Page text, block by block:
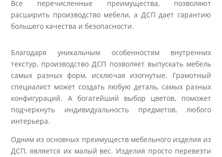
Все перечисленные преимущества, позволяют
расширить производство мебели, а ДСП дает гарантию
большего качества и безопасности.
Благодаря уникальным особенностям внутренних
текстур, производство ДСП позволяет выпускать мебель
самых разных форм, исключая изогнутые. Грамотный
специалист может создать любую деталь, самых разных
конфигураций. А богатейший выбор цветов, поможет
подчеркнуть индивидуальность предметов, любого
интерьера.
Одним из основных преимуществ мебельного изделия из
ДСП, является их малый вес. Изделия просто перевезти